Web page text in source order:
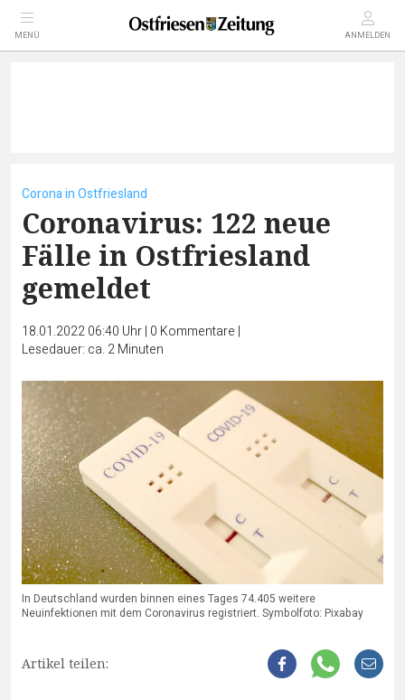
MENÜ ANMELDEN
Corona in Ostfriesland
Coronavirus: 122 neue
Fälle in Ostfriesland
gemeldet
18.01.2022 06:40 Uhr| 0 Kommentare |
Lesedauer: ca. 2 Minuten
In Deutschland wurden binnen eines Tages 74.405 weitere
Neuinfektionen mit dem Coronavirus registriert. Symbolfoto: Pixabay
Artikel teilen: